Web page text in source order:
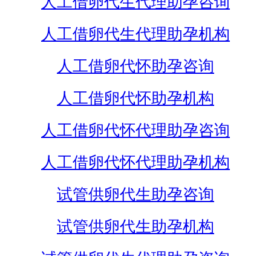
人工借卵代生代理助孕机构
人工借卵代怀助孕咨询
人工借卵代怀助孕机构
人工借卵代怀代理助孕咨询
人工借卵代怀代理助孕机构
试管供卵代生助孕咨询
试管供卵代生助孕机构